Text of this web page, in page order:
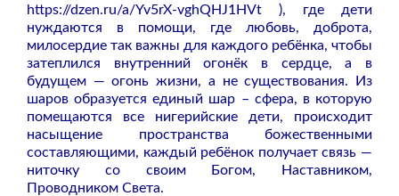
https://dzen.ru/a/Yv5rX-vghQHJ1HVt ), где дети
нуждаются в помощи, где любовь, доброта,
милосердие так важны для каждого ребёнка, чтобы
затеплился внутренний огонёк в сердце, а в
будущем — огонь жизни, а не существования. Из
шаров образуется единый шар – сфера, в которую
помещаются все нигерийские дети, происходит
насыщение пространства божественными
составляющими, каждый ребёнок получает связь —
ниточку со своим Богом, Наставником,
Проводником Света.